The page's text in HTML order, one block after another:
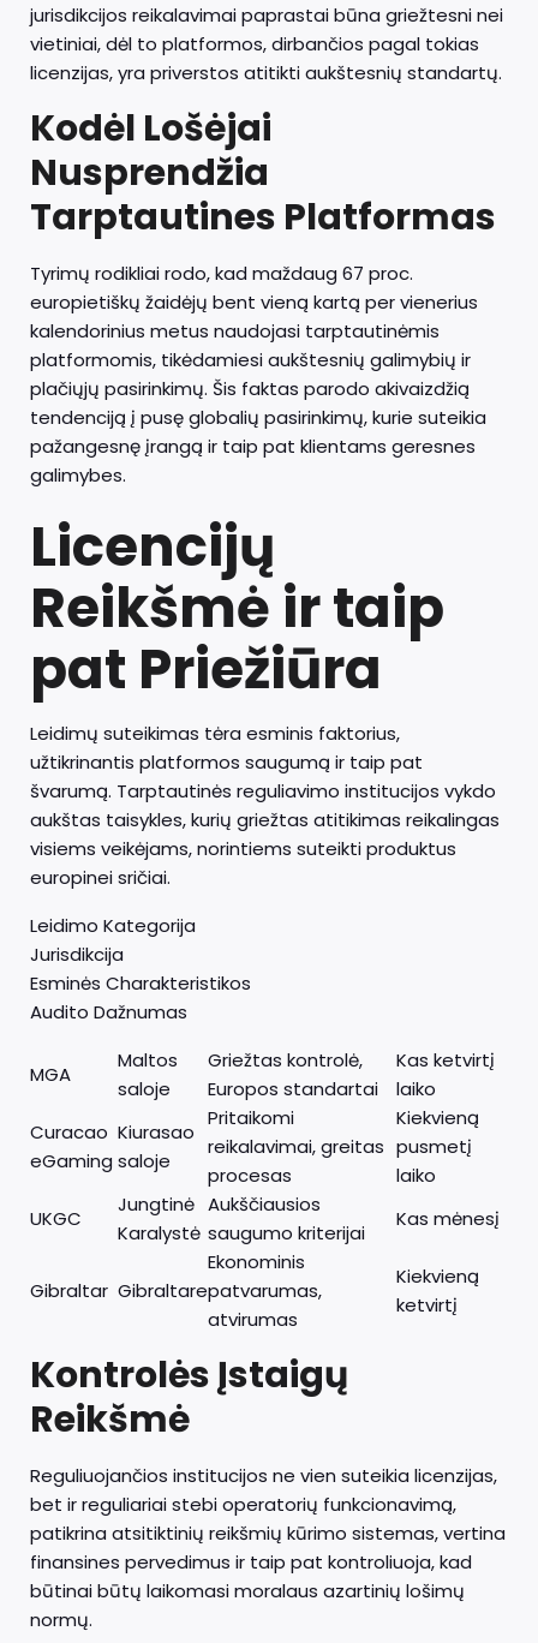
jurisdikcijos reikalavimai paprastai būna griežtesni nei
vietiniai, dėl to platformos, dirbančios pagal tokias
licenzijas, yra priverstos atitikti aukštesnių standartų.
Kodėl Lošėjai
Nusprendžia
Tarptautines Platformas
Tyrimų rodikliai rodo, kad maždaug 67 proc.
europietiškų žaidėjų bent vieną kartą per vienerius
kalendorinius metus naudojasi tarptautinėmis
platformomis, tikėdamiesi aukštesnių galimybių ir
plačiųjų pasirinkimų. Šis faktas parodo akivaizdžią
tendenciją į pusę globalių pasirinkimų, kurie suteikia
pažangesnę įrangą ir taip pat klientams geresnes
galimybes.
Licencijų
Reikšmė ir taip
pat Priežiūra
Leidimų suteikimas tėra esminis faktorius,
užtikrinantis platformos saugumą ir taip pat
švarumą. Tarptautinės reguliavimo institucijos vykdo
aukštas taisykles, kurių griežtas atitikimas reikalingas
visiems veikėjams, norintiems suteikti produktus
europinei sričiai.
Leidimo Kategorija
Jurisdikcija
Esminės Charakteristikos
Audito Dažnumas
MGA
Maltos
saloje
Griežtas kontrolė,
Europos standartai
Kas ketvirtį
laiko
Curacao
eGaming
Kiurasao
saloje
Pritaikomi
reikalavimai, greitas
procesas
Kiekvieną
pusmetį
laiko
UKGC
Jungtinė
Karalystė
Aukščiausios
saugumo kriterijai
Kas mėnesį
Gibraltar Gibraltare
Ekonominis
patvarumas,
atvirumas
Kiekvieną
ketvirtį
Kontrolės Įstaigų
Reikšmė
Reguliuojančios institucijos ne vien suteikia licenzijas,
bet ir reguliariai stebi operatorių funkcionavimą,
patikrina atsitiktinių reikšmių kūrimo sistemas, vertina
finansines pervedimus ir taip pat kontroliuoja, kad
būtinai būtų laikomasi moralaus azartinių lošimų
normų.